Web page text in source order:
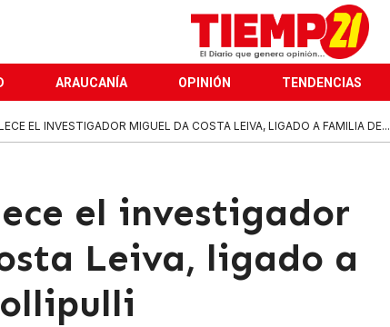
ARAUCANÍA OPINIÓN TENDENCIAS
EL INVESTIGADOR MIGUEL DA COSTA LEIVA, LIGADO A FAMILIA DE...
el investigador
Leiva, ligado a